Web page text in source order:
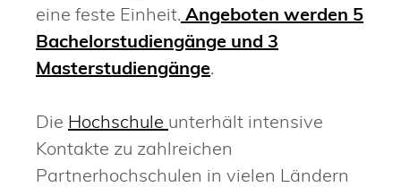
eine feste Einheit. Angeboten werden 5
Bachelorstudiengänge und 3
Masterstudiengänge.
Die Hochschule unterhält intensive
Kontakte zu zahlreichen
Partnerhochschulen in vielen Ländern